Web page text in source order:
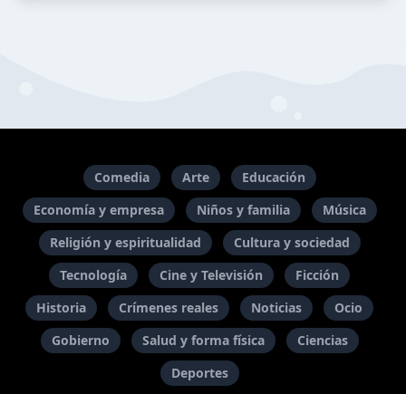
Comedia Arte
Educación
Economía y empresa
Niños y familia
Música
Religión y espiritualidad
Cultura y sociedad
Tecnología
Cine y Televisión
Ficción
Historia
Crímenes reales Noticias
Ocio
Gobierno
Salud y forma física
Ciencias
Deportes